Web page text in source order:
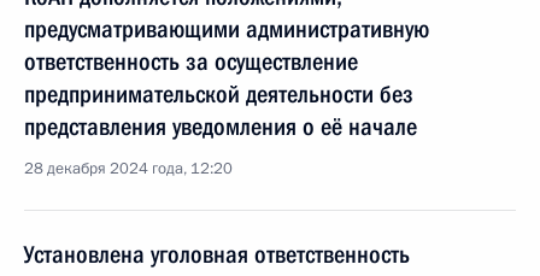
предусматривающими административную
ответственность за осуществление
предпринимательской деятельности без
представления уведомления о её начале
28 декабря 2024 года, 12:20
Установлена уголовная ответственность